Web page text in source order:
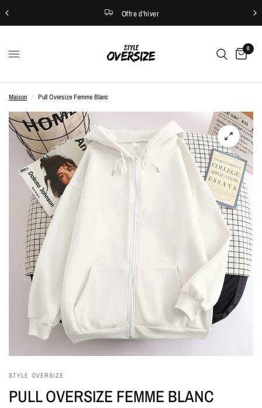
Offre d'hiver
0
Maison / Pull Oversize Femme Blanc
STYLE OVERSIZE
PULL OVERSIZE FEMME BLANC